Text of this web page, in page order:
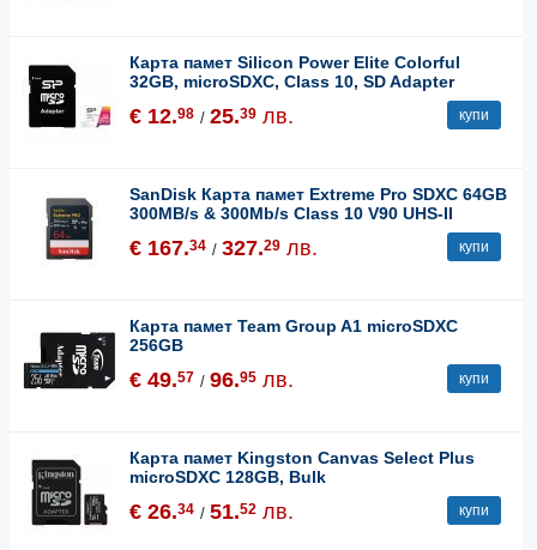
Карта памет Silicon Power Elite Colorful
32GB, microSDXC, Class 10, SD Adapter
€ 12.98 / 25.39 лв. купи
SanDisk Карта памет Extreme Pro SDXC 64GB
300MB/s & 300Mb/s Class 10 V90 UHS-II
€ 167.34 / 327.29 лв. купи
Карта памет Team Group A1 microSDXC
256GB
€ 49.57 / 96.95 лв. купи
Карта памет Kingston Canvas Select Plus
microSDXC 128GB, Bulk
€ 26.34 / 51.52 лв. купи